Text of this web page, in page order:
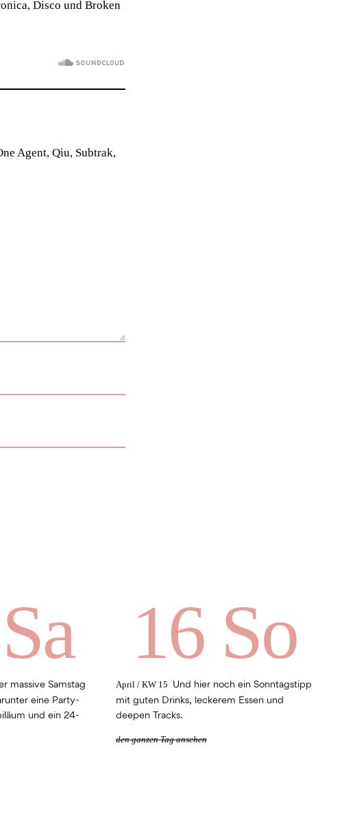
Disco und Broken
Agent, Qiu, Subtrak,
16 So
April / KW 15 Und hier noch ein Sonntagstipp
mit guten Drinks, leckerem Essen und
deepen Tracks.
den ganzen Tag ansehen
massive Samstag
eine Party-
und ein 24-